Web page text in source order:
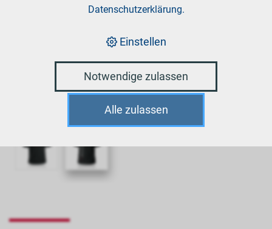
Datenschutzerklärung.
Einstellen
Notwendige zulassen
Alle zulassen